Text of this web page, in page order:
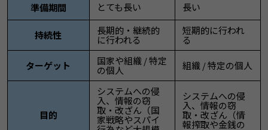
準備期間
とても長い 長い
持続性 長期的・継続的
に行われる
短期的に行われ
る
ターゲット 国家や組織 / 特定
の個人 組織 / 特定の個人
目的
システムへの侵
入、情報の窃
取・改ざん（国
家戦略やスパイ
システムへの侵
入、情報の窃
取・改ざん（情
報搾取や金銭の